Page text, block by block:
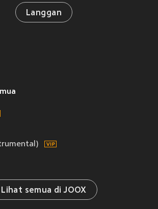
Langgan
Lihat semua di JOOX